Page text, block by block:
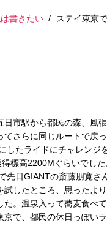
書きたい / ステイ東京
日市駅から都民の森、風
てさらに同じルートで戻
したライドにチャレンジ
標高2200Mぐらいでし
先日GIANTの斎藤朋寛さ
試したところ、思ったよ
た。温泉入って蕎麦食べ
で、都民の休日っぽいラ